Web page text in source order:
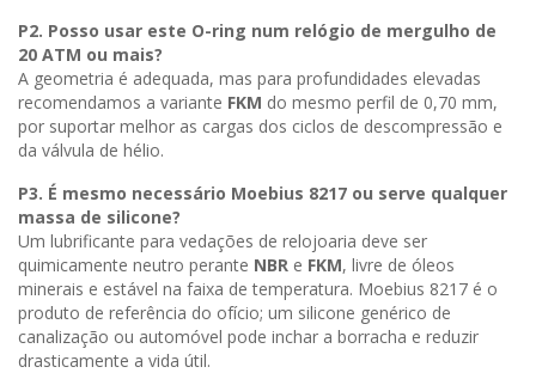
P2. Posso usar este O-ring num relógio de mergulho de
20 ATM ou mais?
A geometria é adequada, mas para profundidades elevadas
recomendamos a variante FKM do mesmo perfil de 0,70 mm,
por suportar melhor as cargas dos ciclos de descompressão e
da válvula de hélio.
P3. É mesmo necessário Moebius 8217 ou serve qualquer
massa de silicone?
Um lubrificante para vedações de relojoaria deve ser
quimicamente neutro perante NBR e FKM, livre de óleos
minerais e estável na faixa de temperatura. Moebius 8217 é o
produto de referência do ofício; um silicone genérico de
canalização ou automóvel pode inchar a borracha e reduzir
drasticamente a vida útil.